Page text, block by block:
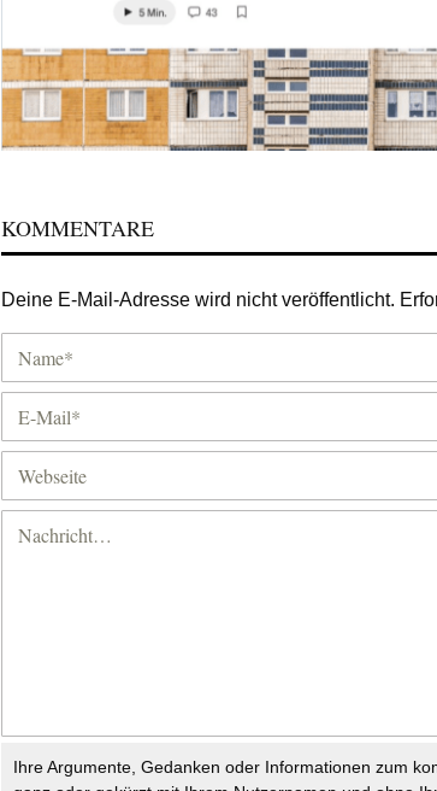
KOMMENTARE
Deine E-Mail-Adresse wird nicht veröffentlicht.
Ihre Argumente, Gedanken oder Informationen zum